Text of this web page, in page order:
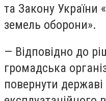
та Закону України
земель оборони».
— Відповідно до
громадська
повернути